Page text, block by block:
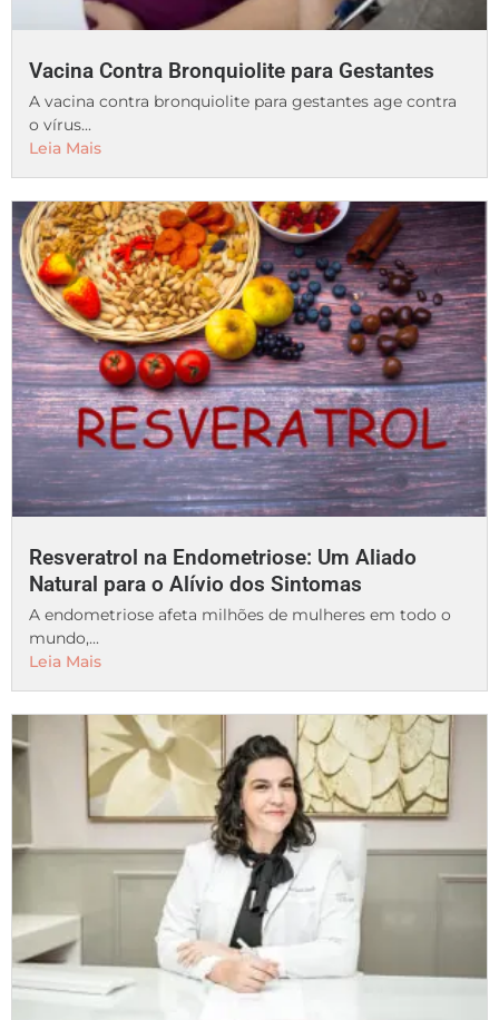
Vacina Contra Bronquiolite para Gestantes
A vacina contra bronquiolite para gestantes age contra
o vírus...
Leia Mais
Resveratrol na Endometriose: Um Aliado
Natural para o Alívio dos Sintomas
A endometriose afeta milhões de mulheres em todo o
mundo,...
Leia Mais